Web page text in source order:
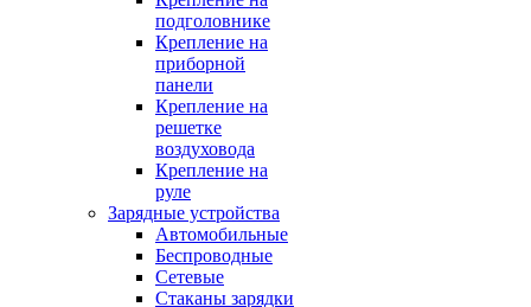
подголовнике
Крепление на
приборной
панели
Крепление на
решетке
воздуховода
Крепление на
руле
Зарядные устройства
Автомобильные
Беспроводные
Сетевые
Стаканы зарядки